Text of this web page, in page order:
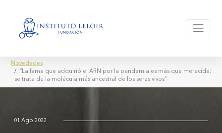
Novedades
“La fama que adquirió el ARN por la pandemia es más que merecida:
se trata de la molécula más ancestral de los seres vivos”
01 Ago 2022